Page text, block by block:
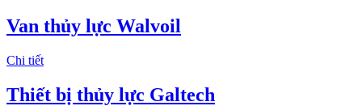
Van thủy lực Walvoil
Chi tiết
Thiết bị thủy lực Galtech